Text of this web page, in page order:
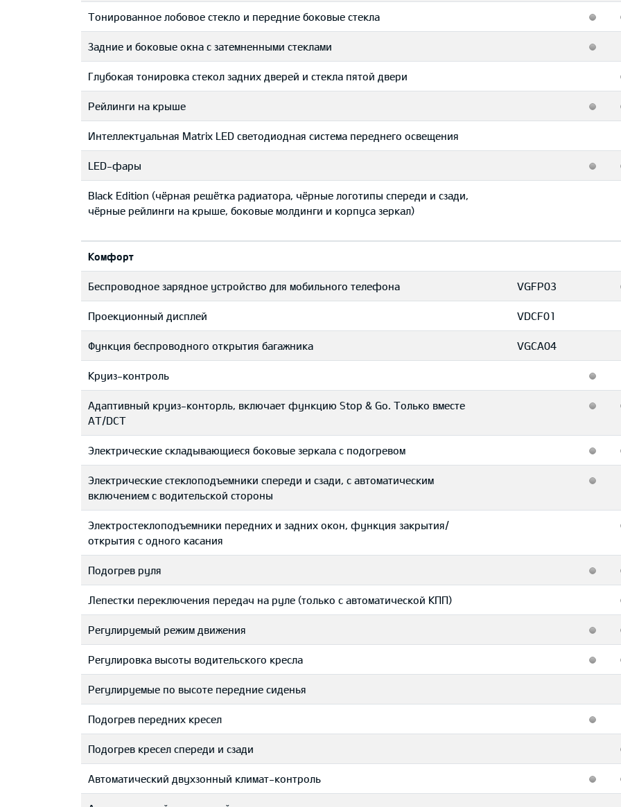
Тонированное лобовое стекло и передние боковые стекла
Задние и боковые окна с затемненными стеклами
Глубокая тонировка стекол задних дверей и стекла пятой двери
Рейлинги на крыше
Интеллектуальная Matrix LED светодиодная система переднего освещения
LED-фары
Black Edition (чёрная решётка радиатора, чёрные логотипы спереди и сзади,
чёрные рейлинги на крыше, боковые молдинги и корпуса зеркал)
Комфорт
Беспроводное зарядное устройство для мобильного телефона VGFP03
Проекционный дисплей VDCF01
Функция беспроводного открытия багажника VGCA04
Круиз-контроль
Адаптивный круиз-конторль, включает функцию Stop & Go. Только вместе
AT/DCT
Электрические складывающиеся боковые зеркала с подогревом
Электрические стеклоподъемники спереди и сзади, с автоматическим
включением с водительской стороны
Электростеклоподъемники передних и задних окон, функция закрытия/
открытия с одного касания
Подогрев руля
Лепестки переключения передач на руле (только с автоматической КПП)
Регулируемый режим движения
Регулировка высоты водительского кресла
Регулируемые по высоте передние сиденья
Подогрев передних кресел
Подогрев кресел спереди и сзади
Автоматический двухзонный климат-контроль